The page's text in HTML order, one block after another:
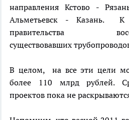
направления Кстово -
Альметьевск - Казань.
правительства
существовавших
В целом, на все эти цели
более 110 млрд рублей.
проектов пока не